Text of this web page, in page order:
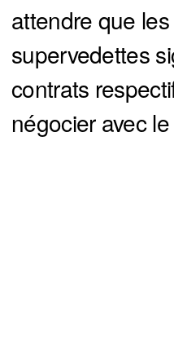
attendre que
supervedettes
contrats
négocier avec